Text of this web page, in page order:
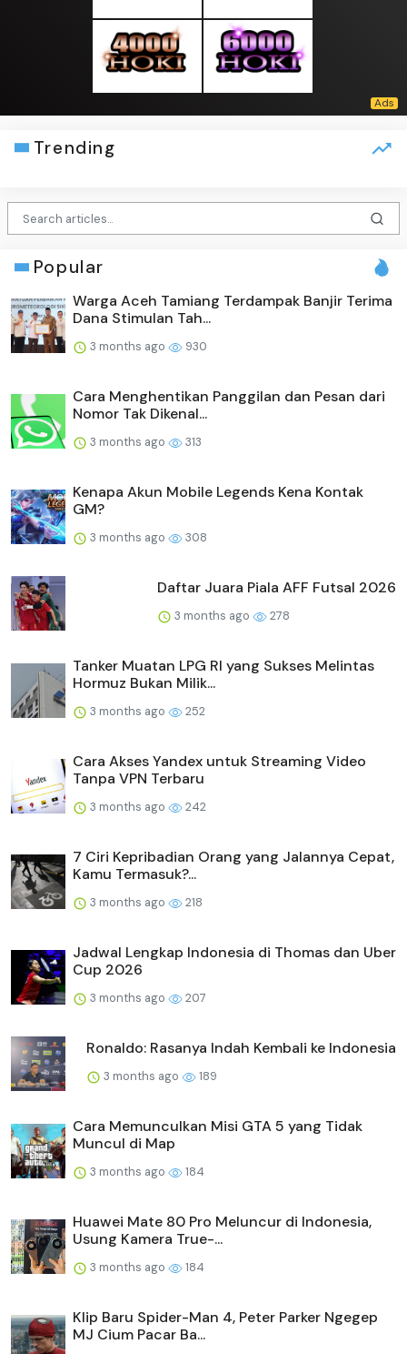
Trending
Popular
Warga Aceh Tamiang Terdampak Banjir Terima
Dana Stimulan Tah...
3 months ago 930
Cara Menghentikan Panggilan dan Pesan dari
Nomor Tak Dikenal...
3 months ago 313
Kenapa Akun Mobile Legends Kena Kontak
GM?
3 months ago 308
Daftar Juara Piala AFF Futsal 2026
3 months ago 278
Tanker Muatan LPG RI yang Sukses Melintas
Hormuz Bukan Milik...
3 months ago 252
Cara Akses Yandex untuk Streaming Video
Tanpa VPN Terbaru
3 months ago 242
7 Ciri Kepribadian Orang yang Jalannya Cepat,
Kamu Termasuk?...
3 months ago 218
Jadwal Lengkap Indonesia di Thomas dan Uber
Cup 2026
3 months ago 207
Ronaldo: Rasanya Indah Kembali ke Indonesia
3 months ago 189
Cara Memunculkan Misi GTA 5 yang Tidak
Muncul di Map
3 months ago 184
Huawei Mate 80 Pro Meluncur di Indonesia,
Usung Kamera True-...
3 months ago 184
Klip Baru Spider-Man 4, Peter Parker Ngegep
MJ Cium Pacar Ba...